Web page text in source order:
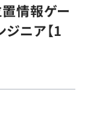
置情報ゲー
ニア【1